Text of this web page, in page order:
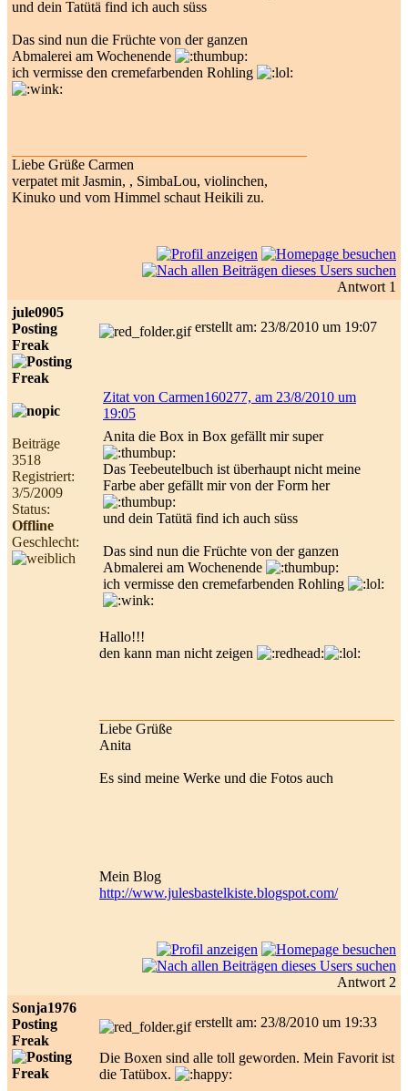
und dein Tatütä find ich auch süss
Das sind nun die Früchte von der ganzen
Abmalerei am Wochenende
ich vermisse den cremefarbenden Rohling
Liebe Grüße Carmen
verpatet mit Jasmin, , SimbaLou, violinchen,
Kinuko und vom Himmel schaut Heikili zu.
Antwort 1
jule0905
Posting
Freak
Beiträge
3518
Registriert:
3/5/2009
Status:
Offline
Geschlecht:
erstellt am: 23/8/2010 um 19:07
Zitat von Carmen160277, am 23/8/2010 um
19:05
Anita die Box in Box gefällt mir super
Das Teebeutelbuch ist überhaupt nicht meine
Farbe aber gefällt mir von der Form her
und dein Tatütä find ich auch süss
Das sind nun die Früchte von der ganzen
Abmalerei am Wochenende
ich vermisse den cremefarbenden Rohling
Hallo!!!
den kann man nicht zeigen
Liebe Grüße
Anita
Es sind meine Werke und die Fotos auch
Mein Blog
http://www.julesbastelkiste.blogspot.com/
Antwort 2
Sonja1976
Posting
Freak
erstellt am: 23/8/2010 um 19:33
Die Boxen sind alle toll geworden. Mein Favorit ist
die Tatübox.